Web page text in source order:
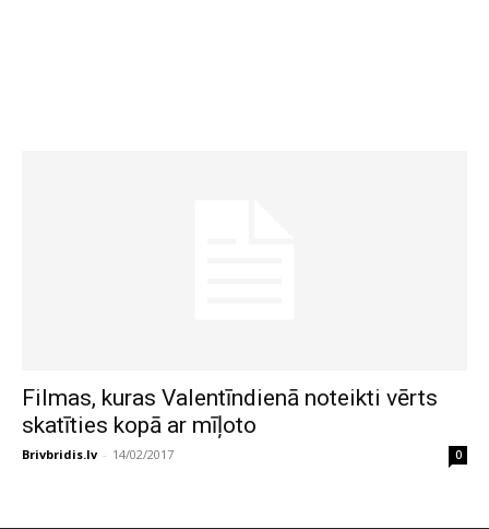
Filmas, kuras Valentīndienā noteikti vērts
skatīties kopā ar mīļoto
Brivbridis.lv - 14/02/2017 0